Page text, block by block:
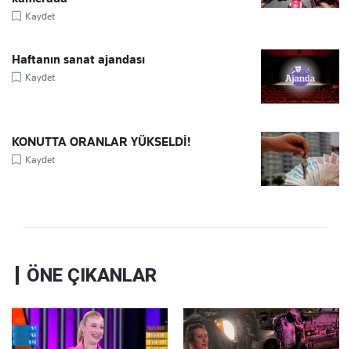
Kaydet
Haftanın sanat ajandası
Kaydet
KONUTTA ORANLAR YÜKSELDİ!
Kaydet
ÖNE ÇIKANLAR